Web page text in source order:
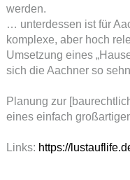
werden.
… unterdessen ist für
komplexe, aber hoch
Umsetzung eines
sich die Aachner so
Planung zur
eines einfach
Links: https://